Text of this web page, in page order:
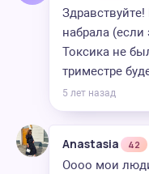
набрала (если
Токсика не
триместре
5 лет назад
Anastasia 42
Оооо мои